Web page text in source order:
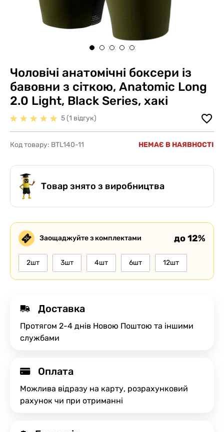
Чоловічі анатомічні боксери із
бавовни з сіткою, Anatomic Long
2.0 Light, Black Series, хакі
5 (1 відгук)
Код товару: BTL140-11 НЕМАЄ В НАЯВНОСТІ
Товар знято з виробництва
Заощаджуйте з комплектами до 12%
2шт 3шт 4шт 6шт 12шт
Доставка
Протягом 2-4 днів Новою Поштою та іншими
службами
Оплата
Можлива відразу на карту, розрахунковий
рахунок чи при отриманні